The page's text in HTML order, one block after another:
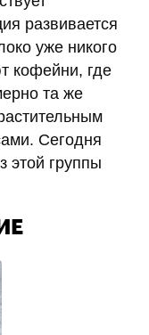
развивается
уже никого
кофейни, где
та же
Сегодня
этой группы